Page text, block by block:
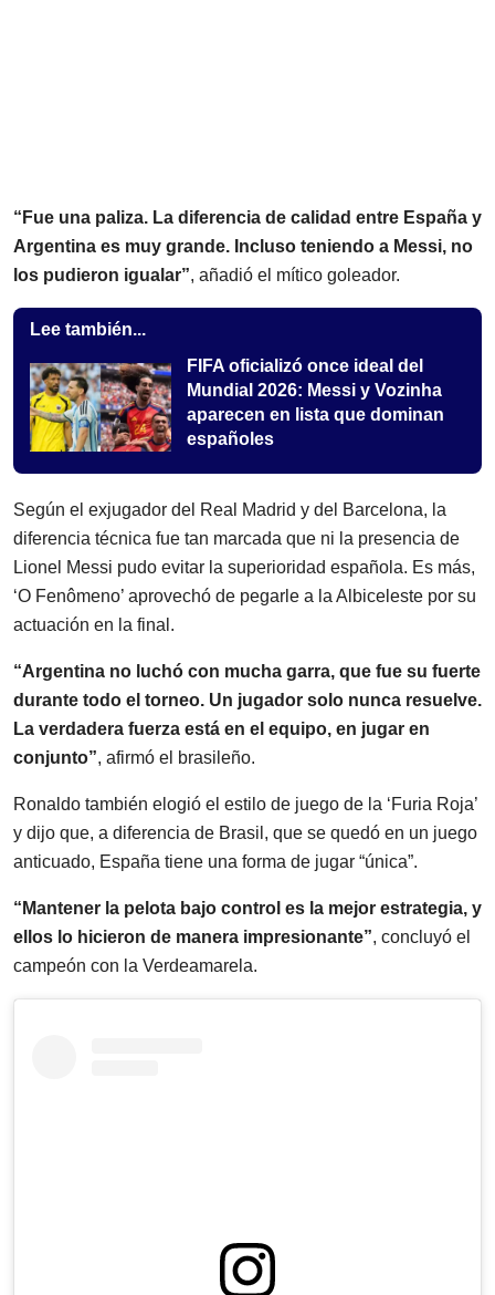
“Fue una paliza. La diferencia de calidad entre España y
Argentina es muy grande. Incluso teniendo a Messi, no
los pudieron igualar”, añadió el mítico goleador.
Lee también...
FIFA oficializó once ideal del
Mundial 2026: Messi y Vozinha
aparecen en lista que dominan
españoles
Según el exjugador del Real Madrid y del Barcelona, la
diferencia técnica fue tan marcada que ni la presencia de
Lionel Messi pudo evitar la superioridad española. Es más,
‘O Fenômeno’ aprovechó de pegarle a la Albiceleste por su
actuación en la final.
“Argentina no luchó con mucha garra, que fue su fuerte
durante todo el torneo. Un jugador solo nunca resuelve.
La verdadera fuerza está en el equipo, en jugar en
conjunto”, afirmó el brasileño.
Ronaldo también elogió el estilo de juego de la ‘Furia Roja’
y dijo que, a diferencia de Brasil, que se quedó en un juego
anticuado, España tiene una forma de jugar “única”.
“Mantener la pelota bajo control es la mejor estrategia, y
ellos lo hicieron de manera impresionante”, concluyó el
campeón con la Verdeamarela.